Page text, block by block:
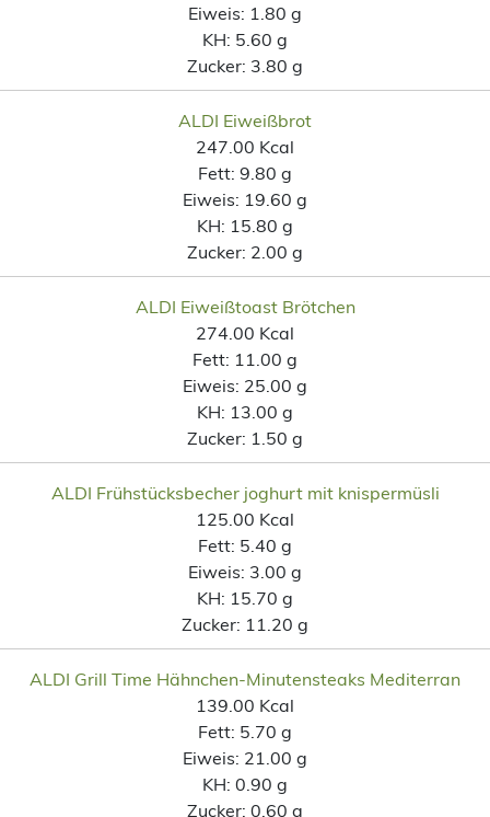
Eiweis: 1.80 g
KH: 5.60 g
Zucker: 3.80 g
ALDI Eiweißbrot
247.00 Kcal
Fett: 9.80 g
Eiweis: 19.60 g
KH: 15.80 g
Zucker: 2.00 g
ALDI Eiweißtoast Brötchen
274.00 Kcal
Fett: 11.00 g
Eiweis: 25.00 g
KH: 13.00 g
Zucker: 1.50 g
ALDI Frühstücksbecher joghurt mit knispermüsli
125.00 Kcal
Fett: 5.40 g
Eiweis: 3.00 g
KH: 15.70 g
Zucker: 11.20 g
ALDI Grill Time Hähnchen-Minutensteaks Mediterran
139.00 Kcal
Fett: 5.70 g
Eiweis: 21.00 g
KH: 0.90 g
Zucker: 0.60 g